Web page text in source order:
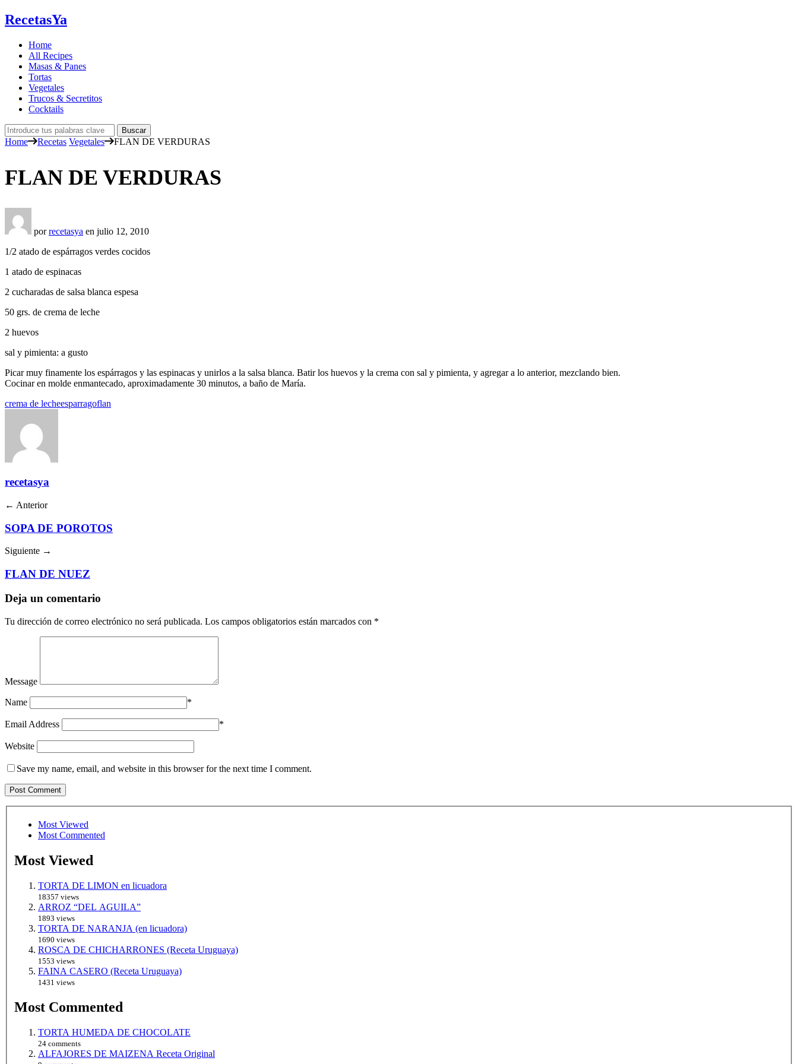
RecetasYa
Home
All Recipes
Masas & Panes
Tortas
Vegetales
Trucos & Secretitos
Cocktails
Home Recetas Vegetales FLAN DE VERDURAS
FLAN DE VERDURAS
porrecetasya en julio 12, 2010
1/2 atado de espárragos verdes cocidos
1 atado de espinacas
2 cucharadas de salsa blanca espesa
50 grs. de crema de leche
2 huevos
sal y pimienta: a gusto
Picar muy finamente los espárragos y las espinacas y unirlos a la salsa blanca. Batir los huevos y la crema con sal y pimienta, y agregar a lo anterior, mezclando bien.
Cocinar en molde enmantecado, aproximadamente 30 minutos, a baño de María.
crema de lecheesparragoflan
recetasya
← Anterior
SOPA DE POROTOS
Siguiente →
FLAN DE NUEZ
Deja un comentario
Tu dirección de correo electrónico no será publicada. Los campos obligatorios están marcados con *
Message
Name *
Email Address *
Website
Save my name, email, and website in this browser for the next time I comment.
Most Viewed
Most Commented
Most Viewed
TORTA DE LIMON en licuadora
18357 views
ARROZ “DEL AGUILA”
1893 views
TORTA DE NARANJA (en licuadora)
1690 views
ROSCA DE CHICHARRONES (Receta Uruguaya)
1553 views
FAINA CASERO (Receta Uruguaya)
1431 views
Most Commented
TORTA HUMEDA DE CHOCOLATE
24 comments
ALFAJORES DE MAIZENA Receta Original